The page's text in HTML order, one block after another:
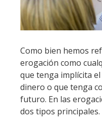
Como bien hemos
erogación como
que tenga implícita
dinero o que tenga
futuro. En las
dos tipos principales.